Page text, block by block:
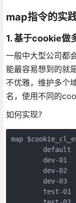
map指令的实
1. 基于cookie做
一般中大型公司都
能最容易想到的就
不优雅，维护多个
名，使用不同的
如何实现？
map
default
dev-01
dev-02
dev-03
test-01